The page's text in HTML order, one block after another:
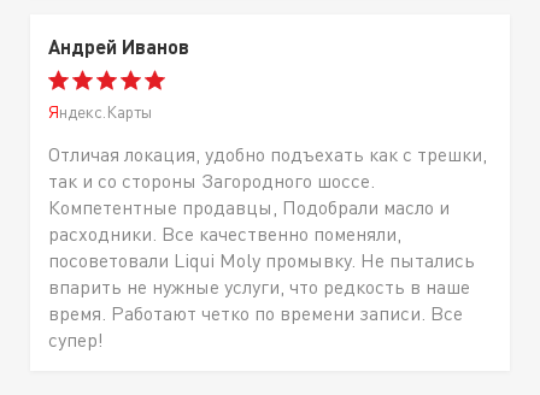
Андрей Иванов
Яндекс.Карты
Отличая локация, удобно подъехать как с трешки,
так и со стороны Загородного шоссе.
Компетентные продавцы, Подобрали масло и
расходники. Все качественно поменяли,
посоветовали Liqui Moly промывку. Не пытались
впарить не нужные услуги, что редкость в наше
время. Работают четко по времени записи. Все
супер!